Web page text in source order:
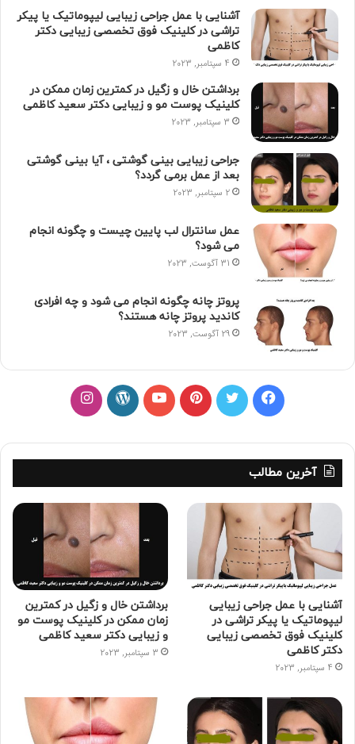
آشنایی با عمل جراحی زیبایی لیپوماتیک یا پیکر
تراشی در کلینیک فوق تخصصی زیبایی دکتر
کاظمی
4 سپتامبر, 2023
برداشتن خال و زگیل در کمترین زمان ممکن در
کلینیک پوست مو و زیبایی دکتر سعید کاظمی
3 سپتامبر, 2023
جراحی زیبایی بینی گوشتی ، آیا بینی گوشتی
بعد از عمل برمی گردد؟
2 سپتامبر, 2023
عمل سانترال لب پایین چیست و چگونه انجام
می شود؟
31 آگوست, 2023
پروتز چانه چگونه انجام می شود و چه افرادی
کاندید پروتز چانه هستند؟
29 آگوست, 2023
س
ب
و
ک
ی
ی
ت
ر
ن
ت
ی
د
پ
ر
س
ن
س
ت
ا
گ
ر
م
آخرین مطالب
آشنایی با عمل جراحی زیبایی
لیپوماتیک یا پیکر تراشی در
کلینیک فوق تخصصی زیبایی
دکتر کاظمی
4 سپتامبر, 2023
برداشتن خال و زگیل در کمترین
زمان ممکن در کلینیک پوست مو
و زیبایی دکتر سعید کاظمی
3 سپتامبر, 2023